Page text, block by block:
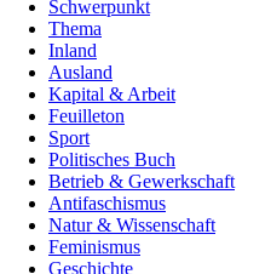
Schwerpunkt
Thema
Inland
Ausland
Kapital & Arbeit
Feuilleton
Sport
Politisches Buch
Betrieb & Gewerkschaft
Antifaschismus
Natur & Wissenschaft
Feminismus
Geschichte